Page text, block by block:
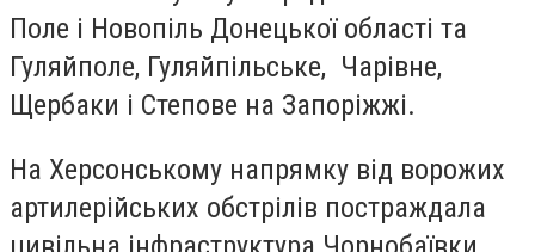
Поле і Новопіль Донецької області та
Гуляйполе, Гуляйпільське, Чарівне,
Щербаки і Степове на Запоріжжі.
На Херсонському напрямку від ворожих
артилерійських обстрілів постраждала